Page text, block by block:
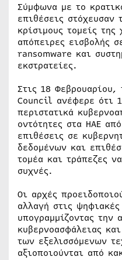
Σύμφωνα με το
επιθέσεις
κρίσιμους τομείς
απόπειρες εισβολής
ransomware και
εκστρατείες.
Στις 18
Council ανέφερε ότι
περιστατικά
οντότητες στα ΗΑΕ
επιθέσεις σε
δεδομένων και
τομέα και τράπεζες
συχνές.
Οι αρχές
αλλαγή στις
υπογραμμίζοντας την
κυβερνοασφάλειας
των εξελισσόμενων
αξιοποιούνται από